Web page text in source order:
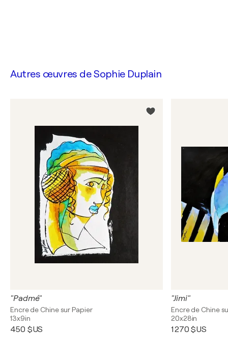
Autres œuvres deSophie Duplain
"Padmé"
Encre de Chine sur Papier
13x9in
450 $US
"Jimi"
Encre de Chine
20x28in
1 270 $US